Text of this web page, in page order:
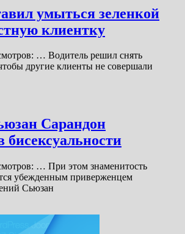
умыться зеленкой
клиентку
… Водитель решил снять
другие клиенты не совершали
Сарандон
бисексуальности
… При этом знаменитость
убежденным приверженцем
Сьюзан